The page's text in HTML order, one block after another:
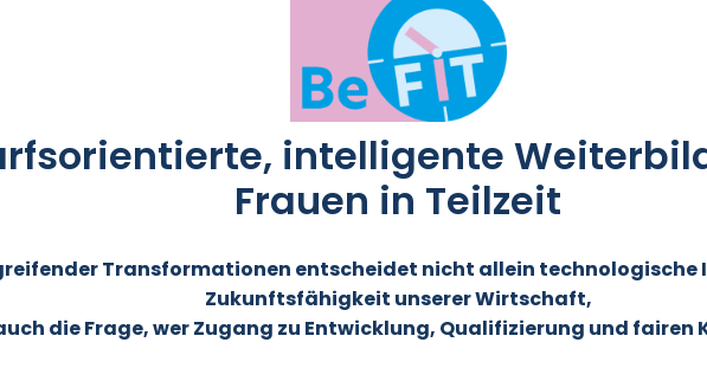
intelligente
Frauen in Teilzeit
Transformationen entscheidet nicht allein
Zukunftsfähigkeit unserer Wirtschaft,
die Frage, wer Zugang zu Entwicklung, Qualifizierung und fairen